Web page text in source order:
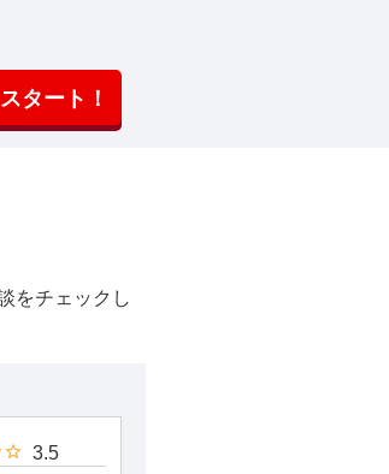
タート！
をチェックし
3.5